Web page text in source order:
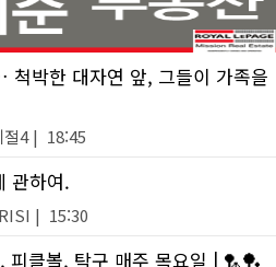
박한 대자연 앞, 그들이 가족을
절4 | 18:45
관하여.
| 15:30
피클볼, 탁구 매주 목요일 | 🏸🏓